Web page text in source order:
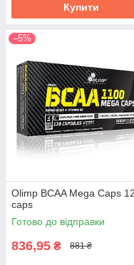
Купити
–5%
Olimp BCAA Mega Caps
caps
Готово до відправки
836,95 ₴ 881 ₴